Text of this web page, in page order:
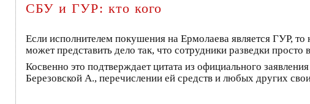
СБУ и ГУР: кто кого
Если исполнителем покушения на Ермолаева является ГУР,
может представить дело так, что сотрудники разведки
Косвенно это подтверждает цитата из официального
Березовской А., перечислении ей средств и любых других